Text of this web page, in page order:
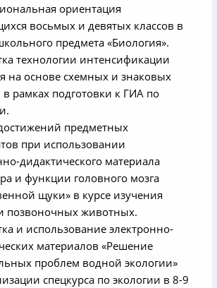
ориентация
восьмых и девятых классов в
предмета «Биология».
технологии интенсификации
на основе схемных и знаковых
рамках подготовки к ГИА по
предметных
при использовании
дидактического материала
и функции головного мозга
щуки» в курсе изучения
позвоночных животных.
и использование электронно-
материалов «Решение
проблем водной экологии»
спецкурса по экологии в 8-9